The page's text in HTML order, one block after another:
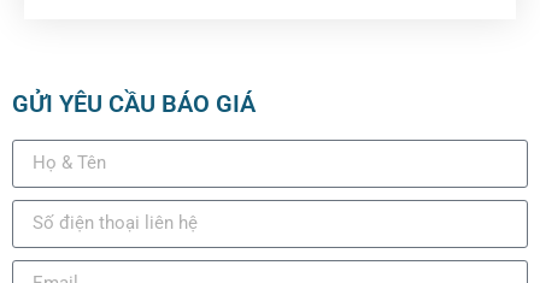
GỬI YÊU CẦU BÁO GIÁ